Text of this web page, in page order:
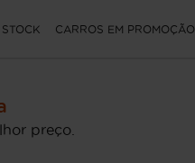
CARROS EM PROMOÇÃO
preço.